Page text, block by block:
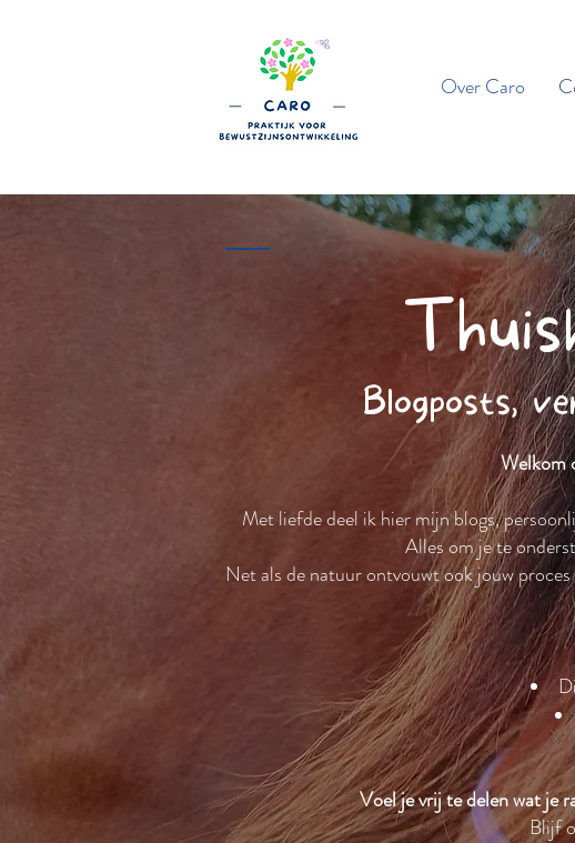
Over Caro
Blogposts,
Welkom
Met liefde deel ik hier mijn blogs,
Alles om je te
Net als de natuur ontvouwt ook jouw
Voel je vrij te delen wat je
Blijf